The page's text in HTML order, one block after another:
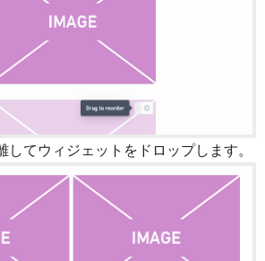
してウィジェットをドロップします。